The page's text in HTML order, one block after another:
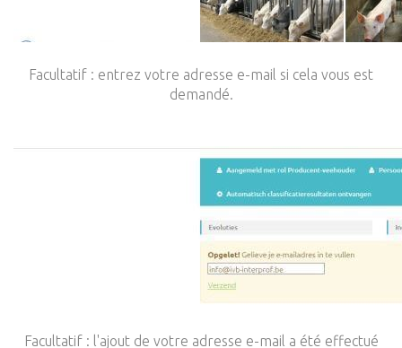
Facultatif : entrez votre adresse e-mail si cela vous est
demandé.
Facultatif : l'ajout de votre adresse e-mail a été effectué